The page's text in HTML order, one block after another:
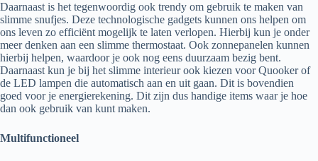
Daarnaast is het tegenwoordig ook trendy om gebruik te maken van
slimme snufjes. Deze technologische gadgets kunnen ons helpen om
ons leven zo efficiënt mogelijk te laten verlopen. Hierbij kun je onder
meer denken aan een slimme thermostaat. Ook zonnepanelen kunnen
hierbij helpen, waardoor je ook nog eens duurzaam bezig bent.
Daarnaast kun je bij het slimme interieur ook kiezen voor Quooker of
de LED lampen die automatisch aan en uit gaan. Dit is bovendien
goed voor je energierekening. Dit zijn dus handige items waar je hoe
dan ook gebruik van kunt maken.
Multifunctioneel